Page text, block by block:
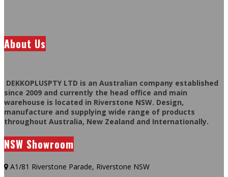
About Us
DEKKOPLUSPTY LTD is an Australian company established
since 2009 and currently the head office and main
warehouse is located in Riverstone NSW. Design,
manufacture and supplying wide range of products
throughout Australia, New Zealand and Internationally.
NSW Showroom
A1/81 Riverstone Parade, Riverstone NSW